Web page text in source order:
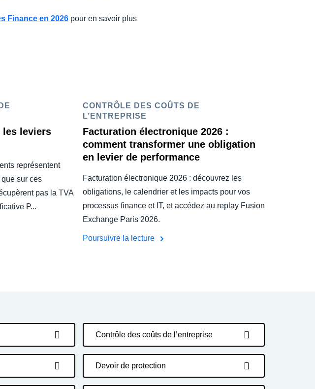
Finance en 2026 pour en savoir plus
les leviers
représentent
sur ces
pas la TVA
P...
CONTRÔLE DES COÛTS DE
L’ENTREPRISE
Facturation électronique 2026 :
comment transformer une obligation
en levier de performance
Facturation électronique 2026 : découvrez les
obligations, le calendrier et les impacts pour vos
processus finance et IT, et accédez au replay Fusion
Exchange Paris 2026.
Poursuivre la lecture
Contrôle des coûts de l’entreprise
Devoir de protection